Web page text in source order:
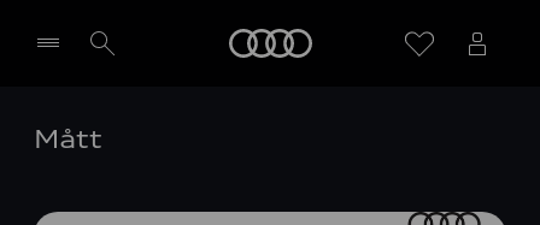
Välj återförsäljare
Mått